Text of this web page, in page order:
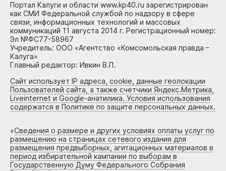
Портал Калуги и области www.kp40.ru зарегистрирован
как СМИ Федеральной службой по надзору в сфере
связи, информационных технологий и массовых
коммуникаций 11 августа 2014 г. Регистрационный номер:
Эл №ФС77-58967
Учредитель: ООО «Агентство «Комсомольская правда –
Калуга»
Главный редактор: Ивкин В.П.
Сайт использует IP адреса, cookie, данные геолокации
Пользователей сайта, а также счетчики Яндекс.Метрика,
Liveinternet и Google-анатилика. Условия использования
содержатся в Политике по защите персональных данных.
«Сведения о размере и других условиях оплаты услуг по
размещению на страницах сетевого издания для
размещения предвыборных, агитационных материалов в
период избирательной кампании по выборам в
Государственную Думу Федерального Собрания